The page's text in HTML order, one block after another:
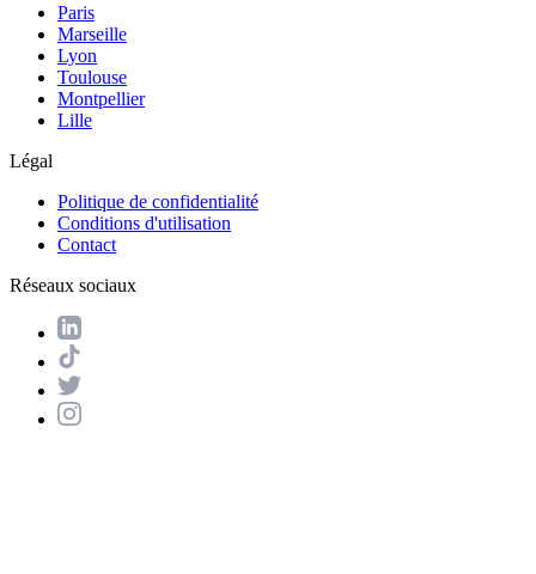
Paris
Marseille
Lyon
Toulouse
Montpellier
Lille
Légal
Politique de confidentialité
Conditions d'utilisation
Contact
Réseaux sociaux